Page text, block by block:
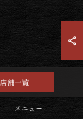
店舗一覧
メニュー